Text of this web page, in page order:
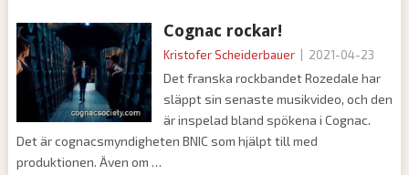
Cognac rockar!
Kristofer Scheiderbauer | 2021-04-23
Det franska rockbandet Rozedale har
släppt sin senaste musikvideo, och den
är inspelad bland spökena i Cognac.
Det är cognacsmyndigheten BNIC som hjälpt till med
produktionen. Även om